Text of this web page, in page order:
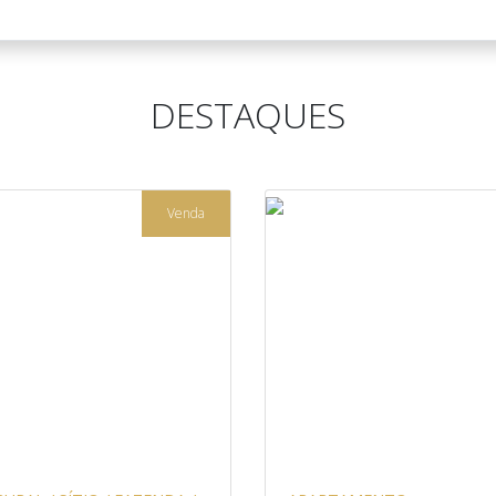
DESTAQUES
Venda